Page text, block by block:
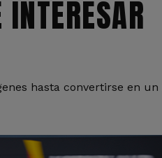
hasta convertirse en